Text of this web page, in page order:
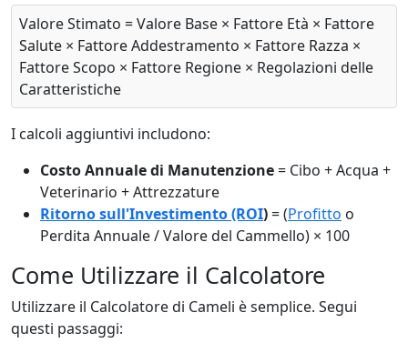
Valore Stimato = Valore Base × Fattore Età × Fattore
Salute × Fattore Addestramento × Fattore Razza ×
Fattore Scopo × Fattore Regione × Regolazioni delle
Caratteristiche
I calcoli aggiuntivi includono:
Costo Annuale di Manutenzione= Cibo + Acqua +
Veterinario + Attrezzature
Ritorno sull'Investimento (ROI)= (Profitto o
Perdita Annuale / Valore del Cammello) × 100
Come Utilizzare il Calcolatore
Utilizzare il Calcolatore di Cameli è semplice. Segui
questi passaggi: